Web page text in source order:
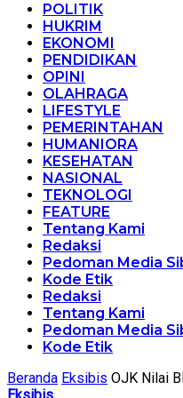
POLITIK
HUKRIM
EKONOMI
PENDIDIKAN
OPINI
OLAHRAGA
LIFESTYLE
PEMERINTAHAN
HUMANIORA
KESEHATAN
NASIONAL
TEKNOLOGI
FEATURE
Tentang Kami
Redaksi
Pedoman Media
Kode Etik
Redaksi
Tentang Kami
Pedoman Media
Kode Etik
Beranda Eksibis OJK Nilai
Eksibis